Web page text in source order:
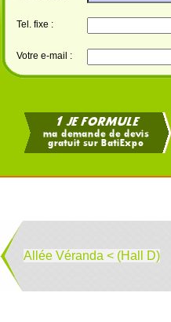
Tel. fixe :
Votre e-mail :
Allée Véranda < (Hall D)